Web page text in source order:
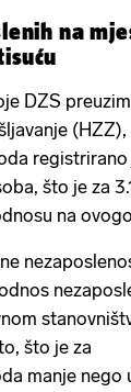
na
DZS
što je za
na
što je za
manje nego